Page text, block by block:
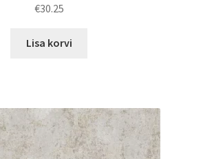
€30.25
Lisa korvi